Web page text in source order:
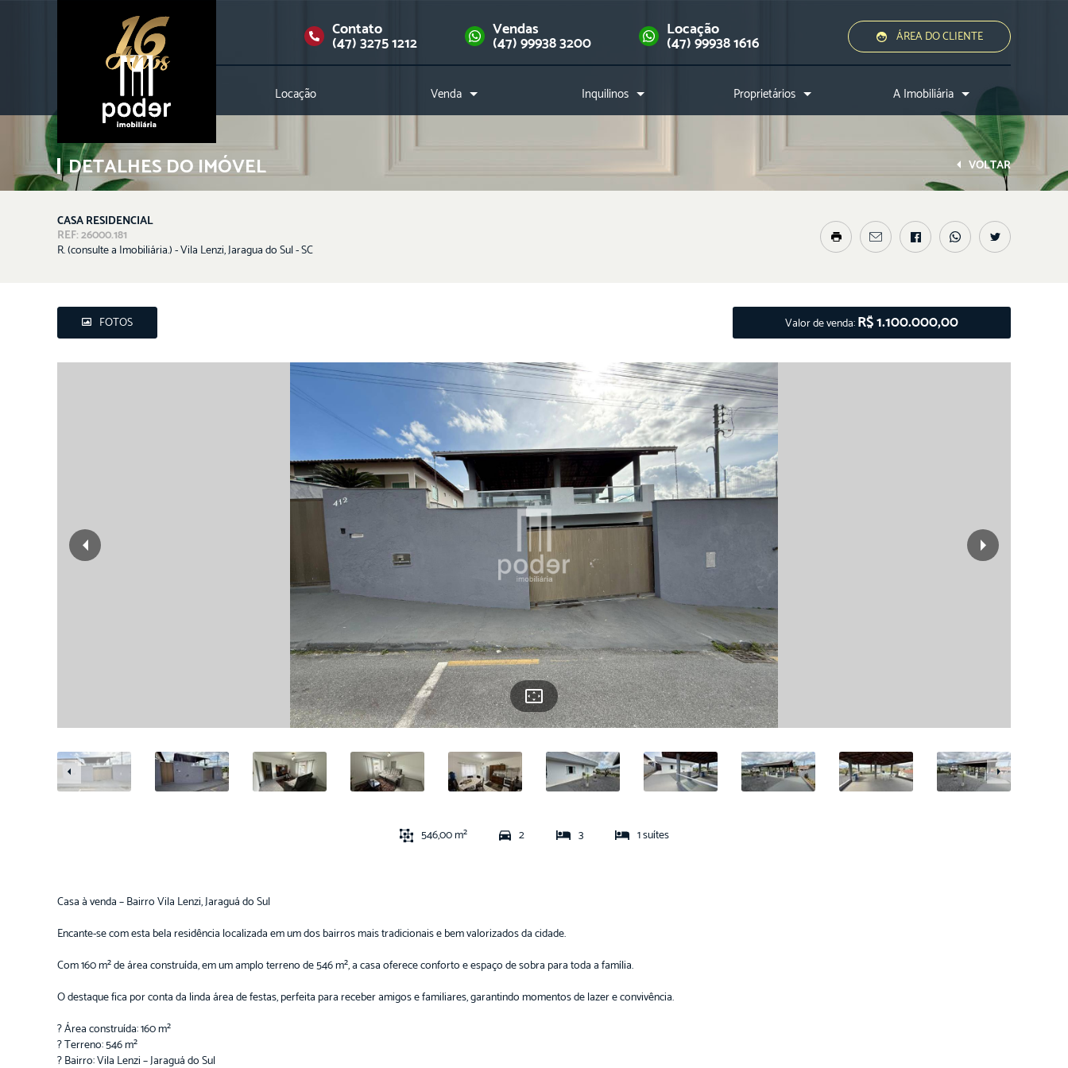
Contato
(47) 3275 1212
Vendas
(47) 99938 3200
Locação
(47) 99938 1616 ÁREA DO CLIENTE
Locação Venda Inquilinos
Downloads
Proprietários A Imobiliária
Nossos diferenciais
Nossos profissionais
DETALHES DO IMÓVEL VOLTAR
CASA RESIDENCIAL
REF: 26000.181
R. (consulte a Imobiliária.) - Vila Lenzi, Jaragua do Sul - SC
FOTOS Valor de venda:R$ 1.100.000,00
546,00 m² 2 3 1 suítes
Casa à venda – Bairro Vila Lenzi, Jaraguá do Sul
Encante-se com esta bela residência localizada em um dos bairros mais tradicionais e bem valorizados da cidade.
Com 160 m² de área construída, em um amplo terreno de 546 m², a casa oferece conforto e espaço de sobra para toda a família.
O destaque fica por conta da linda área de festas, perfeita para receber amigos e familiares, garantindo momentos de lazer e convivência.
? Área construída: 160 m²
? Terreno: 546 m²
? Bairro: Vila Lenzi – Jaraguá do Sul